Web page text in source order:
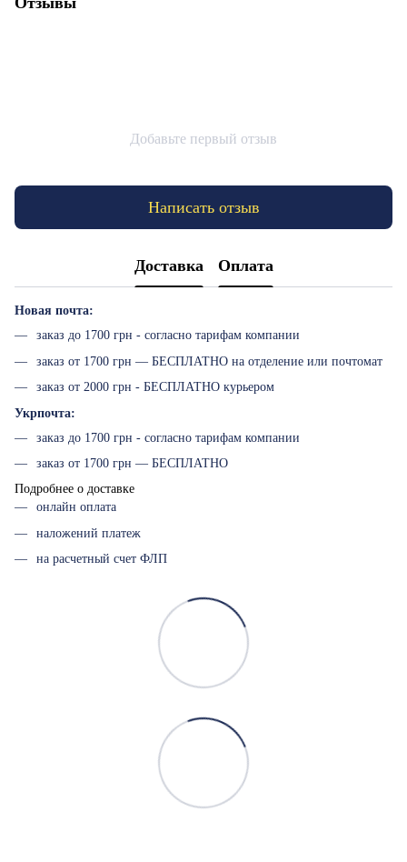
Добавьте первый отзыв
Написать отзыв
Доставка Оплата
Новая почта:
заказ до 1700 грн - согласно тарифам компании
заказ от 1700 грн — БЕСПЛАТНО на отделение или почтомат
заказ от 2000 грн - БЕСПЛАТНО курьером
Укрпочта:
заказ до 1700 грн - согласно тарифам компании
заказ от 1700 грн — БЕСПЛАТНО
Подробнее о доставке
онлайн оплата
наложений платеж
на расчетный счет ФЛП